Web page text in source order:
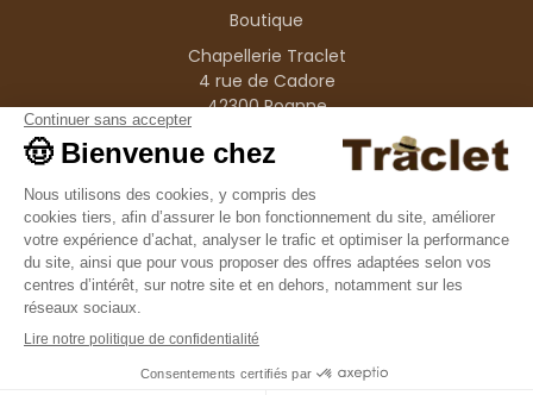
Boutique
Chapellerie Traclet
4 rue de Cadore
42300 Roanne
Produits
Nos marques